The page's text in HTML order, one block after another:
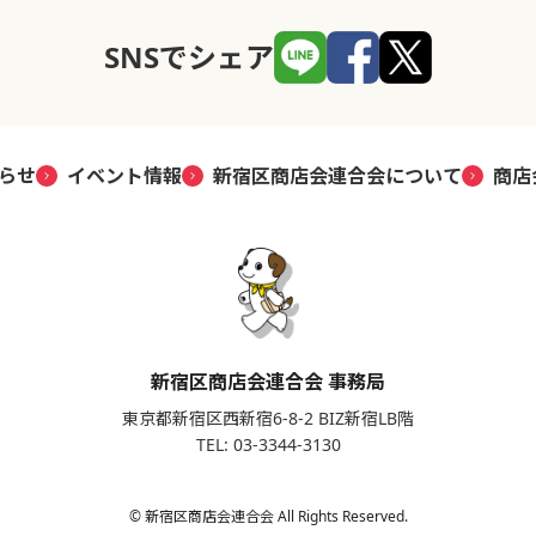
SNSでシェア
せ イベント情報 新宿区商店会連合会について 商
新宿区商店会連合会 事務局
東京都新宿区西新宿6-8-2 BIZ新宿LB階
TEL: 03-3344-3130
© 新宿区商店会連合会 All Rights Reserved.